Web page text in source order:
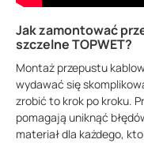
Jak zamontować
szczelne TOPWET?
Montaż przepustu
wydawać się
zrobić to krok po kroku.
pomagają uniknąć
materiał dla każdego,